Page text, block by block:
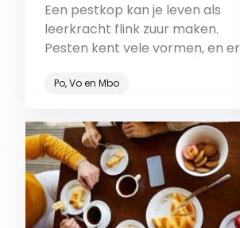
Een pestkop kan je leven als
leerkracht flink zuur maken.
Pesten kent vele vormen, en er
pestgedrag op de werkvloer en
hoeft als slachtoffer niet
machteloos te staan. Heb jij last
van het pestgedrag van een of
meerdere collega’s? Dit doe je
eraan. Dit artikel […]
Po, Vo en Mbo
Bekijk